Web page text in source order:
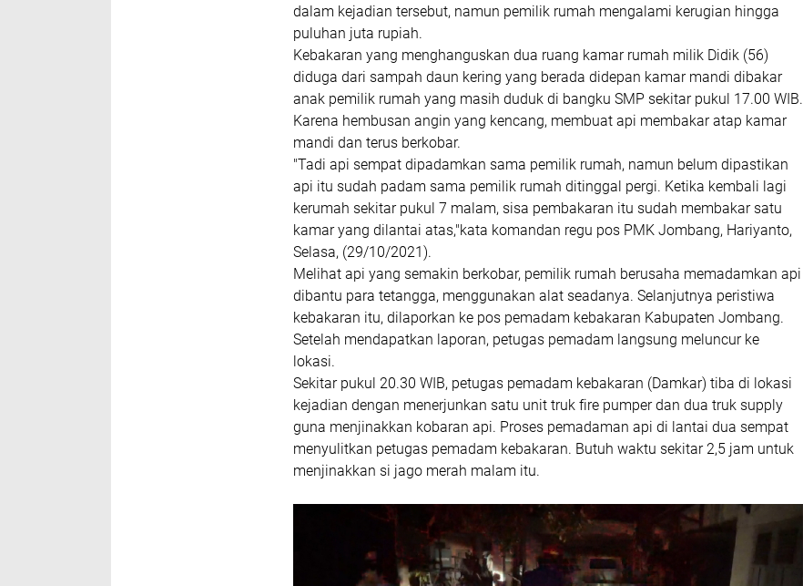
dalam kejadian tersebut, namun pemilik rumah mengalami kerugian hingga
puluhan juta rupiah.
Kebakaran yang menghanguskan dua ruang kamar rumah milik Didik (56)
diduga dari sampah daun kering yang berada didepan kamar mandi dibakar
anak pemilik rumah yang masih duduk di bangku SMP sekitar pukul 17.00 WIB.
Karena hembusan angin yang kencang, membuat api membakar atap kamar
mandi dan terus berkobar.
"Tadi api sempat dipadamkan sama pemilik rumah, namun belum dipastikan
api itu sudah padam sama pemilik rumah ditinggal pergi. Ketika kembali lagi
kerumah sekitar pukul 7 malam, sisa pembakaran itu sudah membakar satu
kamar yang dilantai atas,"kata komandan regu pos PMK Jombang, Hariyanto,
Selasa, (29/10/2021).
Melihat api yang semakin berkobar, pemilik rumah berusaha memadamkan api
dibantu para tetangga, menggunakan alat seadanya. Selanjutnya peristiwa
kebakaran itu, dilaporkan ke pos pemadam kebakaran Kabupaten Jombang.
Setelah mendapatkan laporan, petugas pemadam langsung meluncur ke
lokasi.
Sekitar pukul 20.30 WIB, petugas pemadam kebakaran (Damkar) tiba di lokasi
kejadian dengan menerjunkan satu unit truk fire pumper dan dua truk supply
guna menjinakkan kobaran api. Proses pemadaman api di lantai dua sempat
menyulitkan petugas pemadam kebakaran. Butuh waktu sekitar 2,5 jam untuk
menjinakkan si jago merah malam itu.